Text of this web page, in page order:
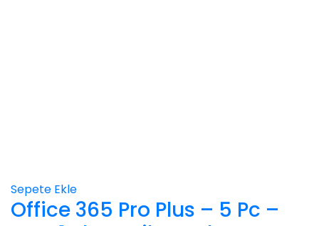
Sepete Ekle
Office 365 Pro Plus – 5 Pc –